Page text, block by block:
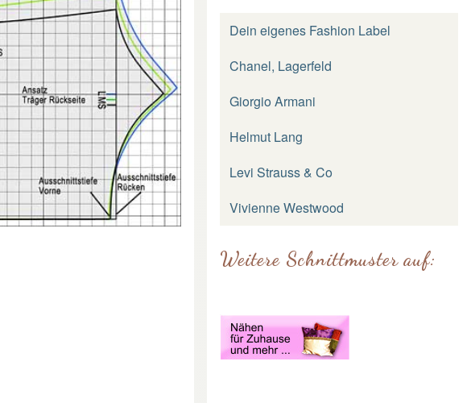
Dein eigenes Fashion Label
Chanel, Lagerfeld
Giorgio Armani
Helmut Lang
Levi Strauss & Co
Vivienne Westwood
Weitere Schnittmuster auf: